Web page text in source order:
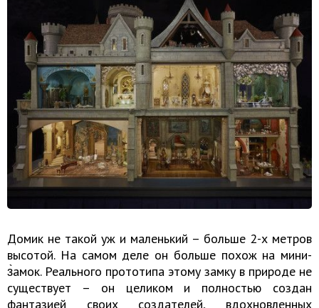
Домик не такой уж и маленький – больше 2-х метров
высотой. На самом деле он больше похож на мини-
з̀амок. Реального прототипа этому замку в природе не
существует – он целиком и полностью создан
фантазией своих создателей, вдохновленных